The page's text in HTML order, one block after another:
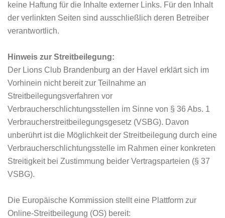
keine Haftung für die Inhalte externer Links. Für den Inhalt
der verlinkten Seiten sind ausschließlich deren Betreiber
verantwortlich.
Hinweis zur Streitbeilegung:
Der Lions Club Brandenburg an der Havel erklärt sich im
Vorhinein nicht bereit zur Teilnahme an
Streitbeilegungsverfahren vor
Verbraucherschlichtungsstellen im Sinne von § 36 Abs. 1
Verbraucherstreitbeilegungsgesetz (VSBG). Davon
unberührt ist die Möglichkeit der Streitbeilegung durch eine
Verbraucherschlichtungsstelle im Rahmen einer konkreten
Streitigkeit bei Zustimmung beider Vertragsparteien (§ 37
VSBG).
Die Europäische Kommission stellt eine Plattform zur
Online-Streitbeilegung (OS) bereit: